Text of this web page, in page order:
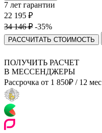
7 лет гарантии
22 195 ₽
34 146₽ -35%
РАССЧИТАТЬ СТОИМОСТЬ
ПОЛУЧИТЬ РАСЧЕТ
В МЕССЕНДЖЕРЫ
Рассрочка от 1 850₽ / 12 мес